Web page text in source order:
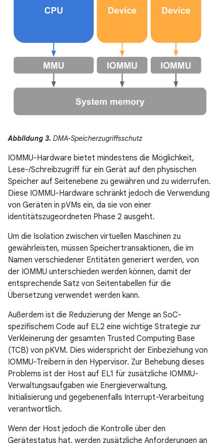
Abbildung 3. DMA-Speicherzugriffsschutz
IOMMU-Hardware bietet mindestens die Möglichkeit,
Lese-/Schreibzugriff für ein Gerät auf den physischen
Speicher auf Seitenebene zu gewähren und zu widerrufen.
Diese IOMMU-Hardware schränkt jedoch die Verwendung
von Geräten in pVMs ein, da sie von einer
identitätszugeordneten Phase 2 ausgeht.
Um die Isolation zwischen virtuellen Maschinen zu
gewährleisten, müssen Speichertransaktionen, die im
Namen verschiedener Entitäten generiert werden, von
der IOMMU unterschieden werden können, damit der
entsprechende Satz von Seitentabellen für die
Übersetzung verwendet werden kann.
Außerdem ist die Reduzierung der Menge an SoC-
spezifischem Code auf EL2 eine wichtige Strategie zur
Verkleinerung der gesamten Trusted Computing Base
(TCB) von pKVM. Dies widerspricht der Einbeziehung von
IOMMU-Treibern in den Hypervisor. Zur Behebung dieses
Problems ist der Host auf EL1 für zusätzliche IOMMU-
Verwaltungsaufgaben wie Energieverwaltung,
Initialisierung und gegebenenfalls Interrupt-Verarbeitung
verantwortlich.
Wenn der Host jedoch die Kontrolle über den
Gerätestatus hat, werden zusätzliche Anforderungen an